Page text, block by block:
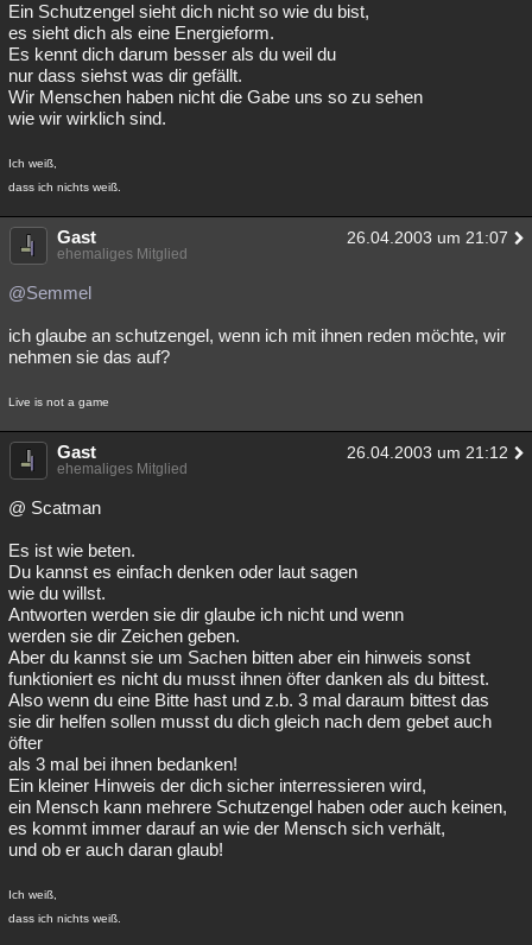
Ein Schutzengel sieht dich nicht so wie du bist,
es sieht dich als eine Energieform.
Es kennt dich darum besser als du weil du
nur dass siehst was dir gefällt.
Wir Menschen haben nicht die Gabe uns so zu sehen
wie wir wirklich sind.
Ich weiß,
dass ich nichts weiß.
Gast 26.04.2003 um 21:07
ehemaliges Mitglied
@Semmel
ich glaube an schutzengel, wenn ich mit ihnen reden möchte, wir
nehmen sie das auf?
Live is not a game
Gast 26.04.2003 um 21:12
ehemaliges Mitglied
@ Scatman
Es ist wie beten.
Du kannst es einfach denken oder laut sagen
wie du willst.
Antworten werden sie dir glaube ich nicht und wenn
werden sie dir Zeichen geben.
Aber du kannst sie um Sachen bitten aber ein hinweis sonst
funktioniert es nicht du musst ihnen öfter danken als du bittest.
Also wenn du eine Bitte hast und z.b. 3 mal daraum bittest das
sie dir helfen sollen musst du dich gleich nach dem gebet auch
öfter
als 3 mal bei ihnen bedanken!
Ein kleiner Hinweis der dich sicher interressieren wird,
ein Mensch kann mehrere Schutzengel haben oder auch keinen,
es kommt immer darauf an wie der Mensch sich verhält,
und ob er auch daran glaub!
Ich weiß,
dass ich nichts weiß.